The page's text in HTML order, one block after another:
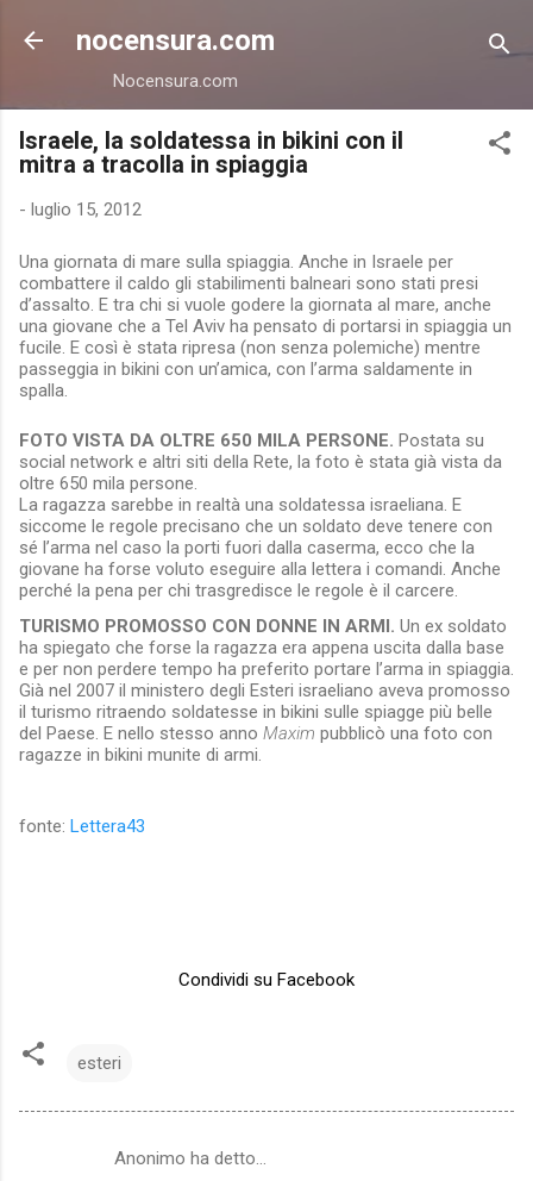
Passa ai contenuti principali
nocensura.com
Nocensura.com
Israele, la soldatessa in bikini con il
mitra a tracolla in spiaggia
- luglio 15, 2012
Una giornata di mare sulla spiaggia. Anche in Israele per
combattere il caldo gli stabilimenti balneari sono stati presi
d’assalto. E tra chi si vuole godere la giornata al mare, anche
una giovane che a Tel Aviv ha pensato di portarsi in spiaggia un
fucile. E così è stata ripresa (non senza polemiche) mentre
passeggia in bikini con un’amica, con l’arma saldamente in
spalla.
FOTO VISTA DA OLTRE 650 MILA PERSONE. Postata su
social network e altri siti della Rete, la foto è stata già vista da
oltre 650 mila persone.
La ragazza sarebbe in realtà una soldatessa israeliana. E
siccome le regole precisano che un soldato deve tenere con
sé l’arma nel caso la porti fuori dalla caserma, ecco che la
giovane ha forse voluto eseguire alla lettera i comandi. Anche
perché la pena per chi trasgredisce le regole è il carcere.
TURISMO PROMOSSO CON DONNE IN ARMI. Un ex soldato
ha spiegato che forse la ragazza era appena uscita dalla base
e per non perdere tempo ha preferito portare l’arma in spiaggia.
Già nel 2007 il ministero degli Esteri israeliano aveva promosso
il turismo ritraendo soldatesse in bikini sulle spiagge più belle
del Paese. E nello stesso anno Maxim pubblicò una foto con
ragazze in bikini munite di armi.
fonte: Lettera43
Condividi su Facebook
esteri
Anonimo ha detto…